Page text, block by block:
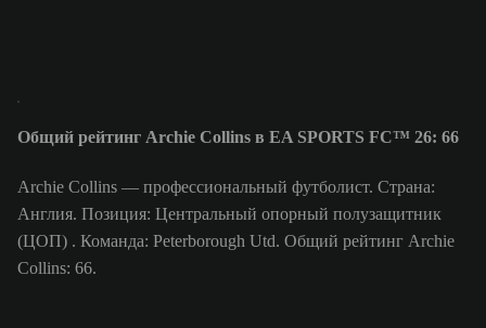
Общий рейтинг Archie Collins в EA SPORTS FC™ 26: 66
Archie Collins — профессиональный футболист. Страна:
Англия. Позиция: Центральный опорный полузащитник
(ЦОП) . Команда: Peterborough Utd. Общий рейтинг Archie
Collins: 66.